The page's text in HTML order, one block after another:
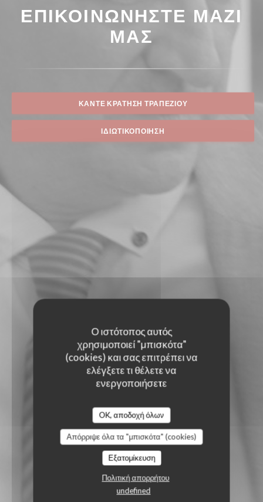
Ο ιστότοπος αυτός
χρησιμοποιεί "μπισκότα"
(cookies) και σας επιτρέπει να
ελέγξετε τι θέλετε να
ενεργοποιήσετε
OK, αποδοχή όλων
Απόρριψε όλα τα "μπισκότα" (cookies)
Εξατομίκευση
Πολιτική απορρήτου
undefined
ΕΠΙΚΟΙΝΩΝΉΣΤΕ ΜΑΖΊ
ΜΑΣ
ΚΆΝΤΕ ΚΡΆΤΗΣΗ ΤΡΑΠΕΖΙΟΎ
ΙΔΙΩΤΙΚΟΠΟΊΗΣΗ